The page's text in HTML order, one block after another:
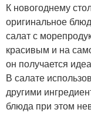
К новогоднему
оригинальное
салат с
красивым и на
он получается
В салате
другими
блюда при этом